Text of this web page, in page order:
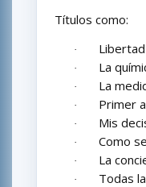
Títulos como:
·
· La
· La
· Primer
· Mis
· Como
· La
· Todas